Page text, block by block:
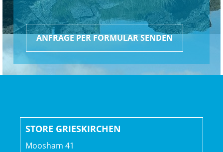
ANFRAGE PER FORMULAR SENDEN
STORE GRIESKIRCHEN
Moosham 41